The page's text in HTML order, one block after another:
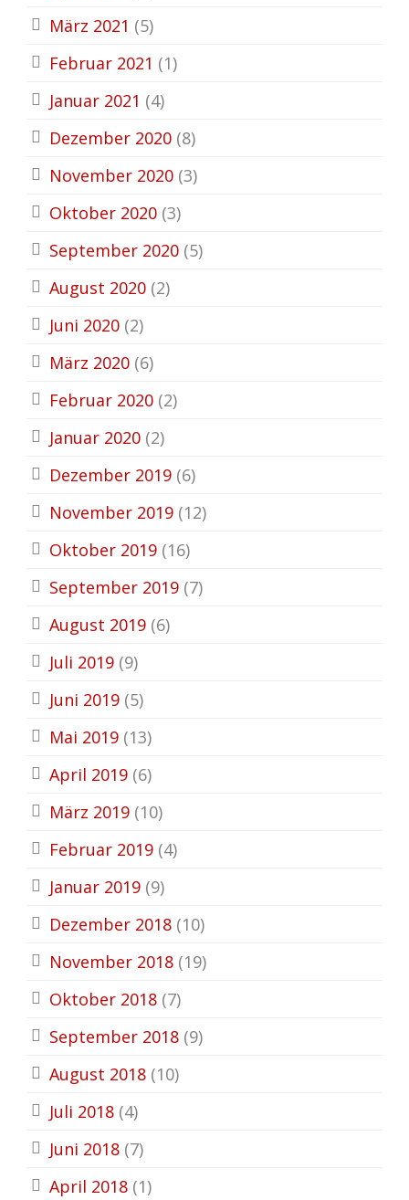
März 2021 (5)
Februar 2021 (1)
Januar 2021 (4)
Dezember 2020 (8)
November 2020 (3)
Oktober 2020 (3)
September 2020 (5)
August 2020 (2)
Juni 2020 (2)
März 2020 (6)
Februar 2020 (2)
Januar 2020 (2)
Dezember 2019 (6)
November 2019 (12)
Oktober 2019 (16)
September 2019 (7)
August 2019 (6)
Juli 2019 (9)
Juni 2019 (5)
Mai 2019 (13)
April 2019 (6)
März 2019 (10)
Februar 2019 (4)
Januar 2019 (9)
Dezember 2018 (10)
November 2018 (19)
Oktober 2018 (7)
September 2018 (9)
August 2018 (10)
Juli 2018 (4)
Juni 2018 (7)
April 2018 (1)